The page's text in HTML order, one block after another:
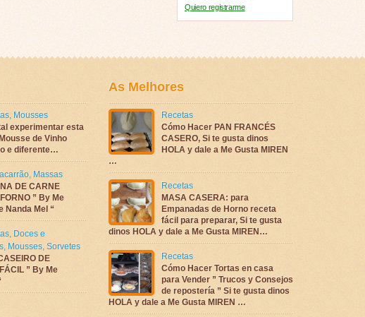
Quiero registrarme
, Mousses
experimentar esta
de Vinho
e diferente…
, Massas
DE CARNE
” By Me
Nanda Mel “
, Doces e
, Mousses, Sorvetes
DE
” By Me
As Melhores
Recetas
Cómo Hacer PAN FRANCÉS
CASERO, Si te gusta dinos
HOLA y dale a Me Gusta MIREN
…
Recetas
MASA CASERA: para
Empanadas de Horno receta
fácil para preparar, Si te gusta
dinos HOLA y dale a Me Gusta MIREN…
Recetas
Cómo Hacer Tortas en casa
para Vender ” Trucos y Consejos
de repostería ” Si te gusta dinos
HOLA y dale a Me Gusta MIREN …